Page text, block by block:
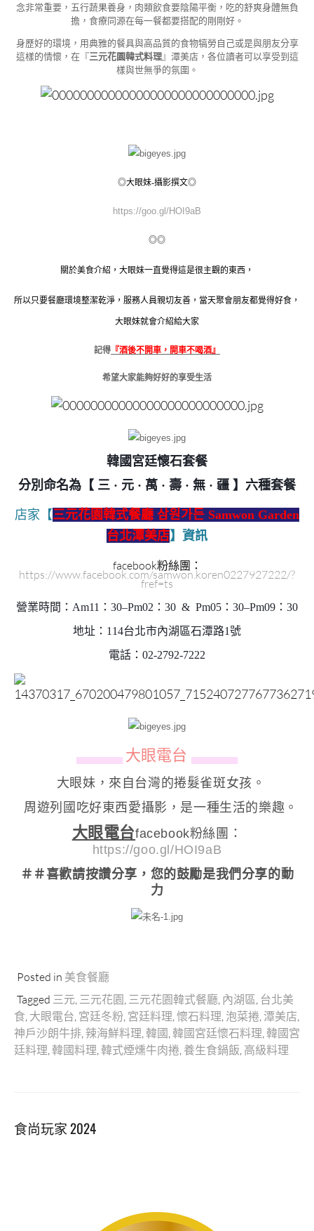
念非常重要，五行蔬果養身，肉類飲食要陰陽平衡，吃的舒爽身體無負
擔，食療同源在每一餐都要搭配的剛剛好。
身歷好的環境，用典雅的餐具與高品質的食物犒勞自己或是與朋友分享
這樣的情懷，在『三元花園韓式料理』潭美店，各位讀者可以享受到這
樣與世無爭的氛圍。
◎大眼妹-攝影撰文◎
https://goo.gl/HOI9aB
◎◎
關於美食介紹，大眼妹一直覺得這是很主觀的東西，
所以只要餐廳環境整潔乾淨，服務人員親切友善，當天聚會朋友都覺得好食，
大眼妹就會介紹給大家
記得 『酒後不開車，開車不喝酒』
希望大家能夠好好的享受生活
韓國宮廷懷石套餐
分別命名為【 三 · 元 · 萬 · 壽 · 無 · 疆 】六種套餐
店家【三元花園韓式餐廳 삼원가든 Samwon Garden
台北潭美店】資訊
facebook粉絲團：
https://www.facebook.com/samwon.koren0227927222/?
fref=ts
營業時間：Am11：30–Pm02：30 & Pm05：30–Pm09：30
地址：114台北市內湖區石潭路1號
電話：02-2792-7222
▄▄▄▄▄▄ 大眼電台 ▄▄▄▄▄▄
大眼妹，來自台灣的捲髮雀斑女孩。
周遊列國吃好東西愛攝影，是一種生活的樂趣。
大眼電台facebook粉絲團：
https://goo.gl/HOI9aB
＃＃喜歡請按讚分享 ，您的鼓勵是我們分享的動
力
Posted in 美食餐廳
Tagged 三元 三元花園 三元花園韓式餐廳 內湖區 台北美
食 大眼電台 宮廷冬粉 宮廷料理 懷石料理 泡菜捲 潭美店
神戶沙朗牛排 辣海鮮料理 韓國 韓國宮廷懷石料理 韓國宮
廷料理 韓國料理 韓式煙燻牛肉捲 養生食鍋飯 高級料理
食尚玩家 2024